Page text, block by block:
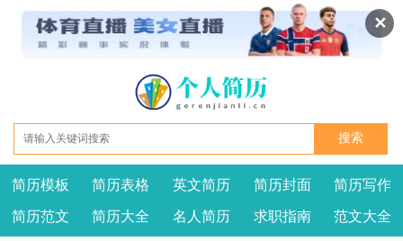
✕
我要投稿 投诉建议
简历模板 简历表格 英文简历 简历封面 简历写作
简历范文 简历大全 名人简历 求职指南 范文大全